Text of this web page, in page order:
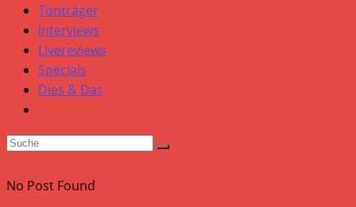
Tonträger
Interviews
Livereviews
Specials
Dies & Das
No Post Found